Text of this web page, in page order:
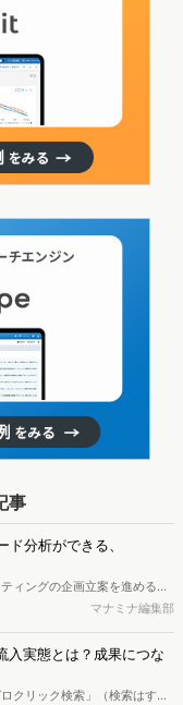
事
分析ができる、
ィングの企画立案を進める上
り高まっています。Web行動
起点とした競合サイト分析や
らではの利便性の高い機能
マナミナ編集部
入実態とは？成果につな
クリック検索」（検索はする